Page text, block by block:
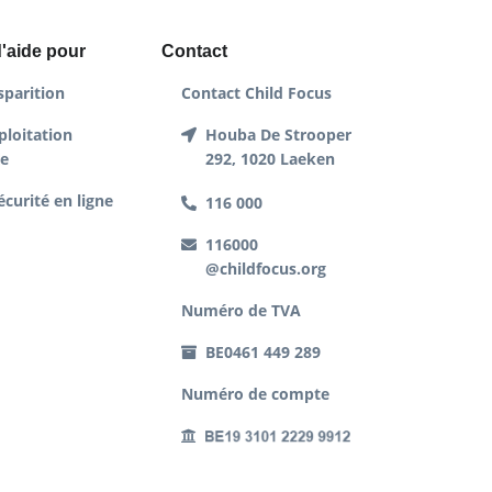
pour
en ligne
Contact
Contact Child Focus
Houba De Strooper
292, 1020 Laeken
116 000
116000
@childfocus.org
Numéro de TVA
BE0461 449 289
Numéro de compte